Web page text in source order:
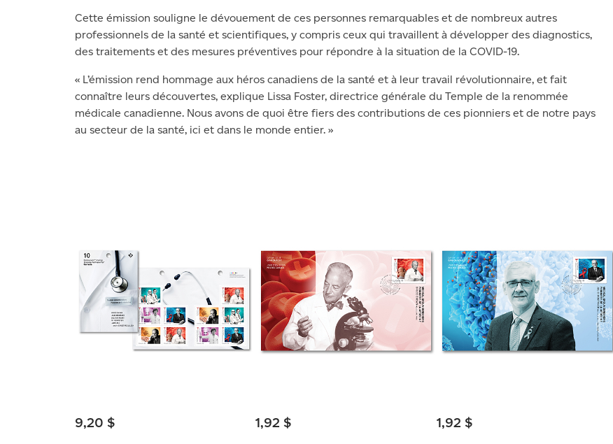
Cette émission souligne le dévouement de ces personnes remarquables et de nombreux autres
professionnels de la santé et scientifiques, y compris ceux qui travaillent à développer des diagnostics,
des traitements et des mesures préventives pour répondre à la situation de la COVID-19.
« L’émission rend hommage aux héros canadiens de la santé et à leur travail révolutionnaire, et fait
connaître leurs découvertes, explique Lissa Foster, directrice générale du Temple de la renommée
médicale canadienne. Nous avons de quoi être fiers des contributions de ces pionniers et de notre pays
au secteur de la santé, ici et dans le monde entier. »
9,20 $ 1,92 $ 1,92 $